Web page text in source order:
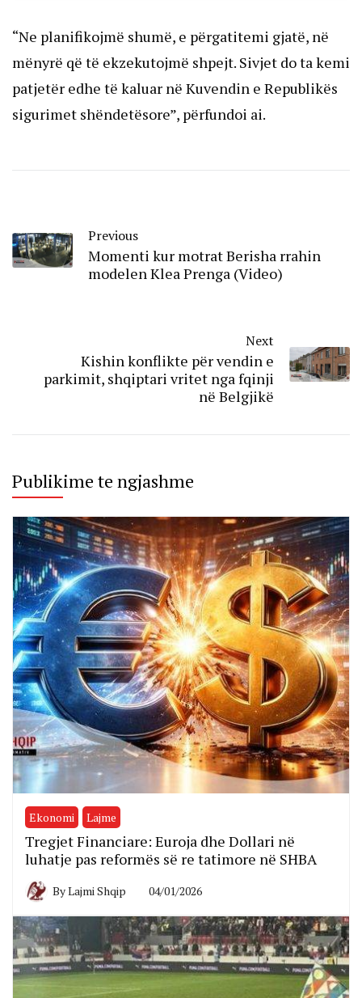
“Ne planifikojmë shumë, e përgatitemi gjatë, në
mënyrë që të ekzekutojmë shpejt. Sivjet do ta kemi
patjetër edhe të kaluar në Kuvendin e Republikës
sigurimet shëndetësore”, përfundoi ai.
Previous
Momenti kur motrat Berisha rrahin
modelen Klea Prenga (Video)
Next
Kishin konflikte për vendin e
parkimit, shqiptari vritet nga fqinji
në Belgjikë
Publikime te ngjashme
Ekonomi Lajme
Tregjet Financiare: Euroja dhe Dollari në
luhatje pas reformës së re tatimore në SHBA
ByLajmi Shqip 04/01/2026